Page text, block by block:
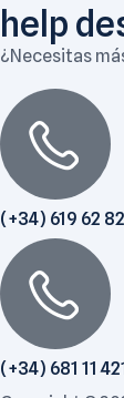
help
¿Necesitas
(+34) 619 62
(+34) 681 11